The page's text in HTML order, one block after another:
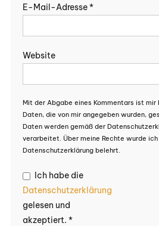
E-Mail-Adresse*
Website
Mit der Abgabe eines Kommentars ist
Daten, die von mir angegeben wurden,
Daten werden gemäß der
verarbeitet. Über meine Rechte wurde ich
Datenschutzerklärung belehrt.
Ich habe die
Datenschutzerklärung
gelesen und
akzeptiert. *